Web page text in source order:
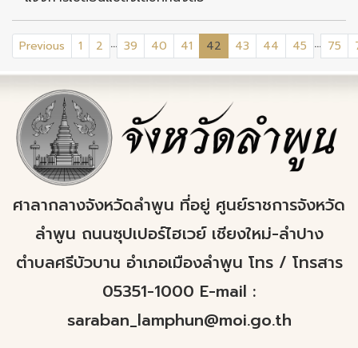
Previous 1 2 ... 39 40 41 42 (current)
43 44 45 ... 75
ศาลากลางจังหวัดลำพูน ที่อยู่ ศูนย์ราชการจังหวัด
ลำพูน ถนนซุปเปอร์ไฮเวย์ เชียงใหม่-ลำปาง
ตำบลศรีบัวบาน อำเภอเมืองลำพูน โทร / โทรสาร
05351-1000 E-mail :
saraban_lamphun@moi.go.th